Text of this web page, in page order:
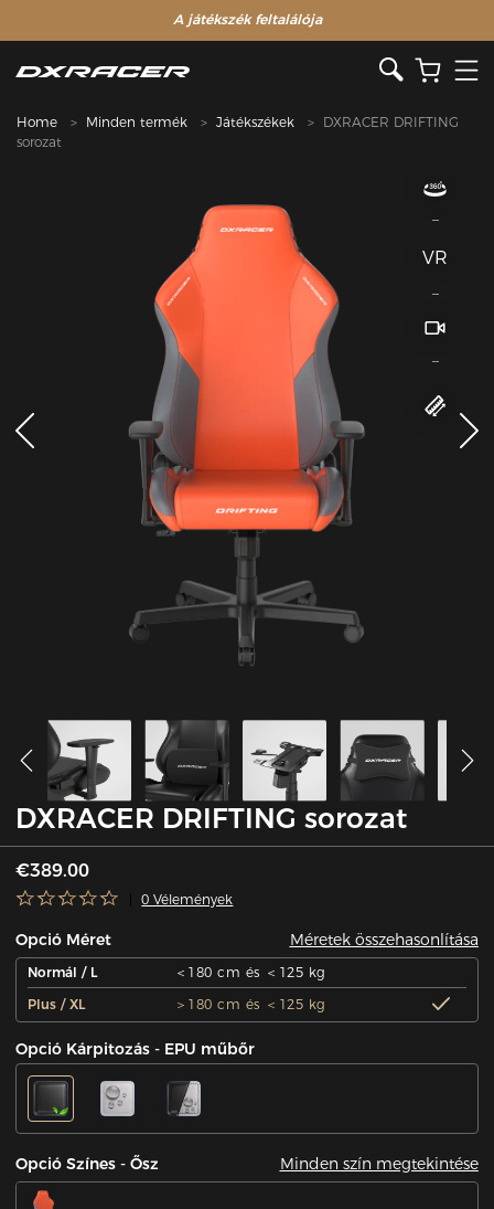
A játékszék feltalálója
Home Minden termék Játékszékek
DXRACER DRIFTING
sorozat
VR
DXRACER DRIFTING sorozat
€389.00
0 Vélemények
Opció Méret Méretek összehasonlítása
Normál / L
＜180 cm és ＜125 kg
Plus / XL
＞180 cm és ＜125 kg
Opció Kárpitozás - EPU műbőr
Opció Színes - Ősz Minden szín megtekintése